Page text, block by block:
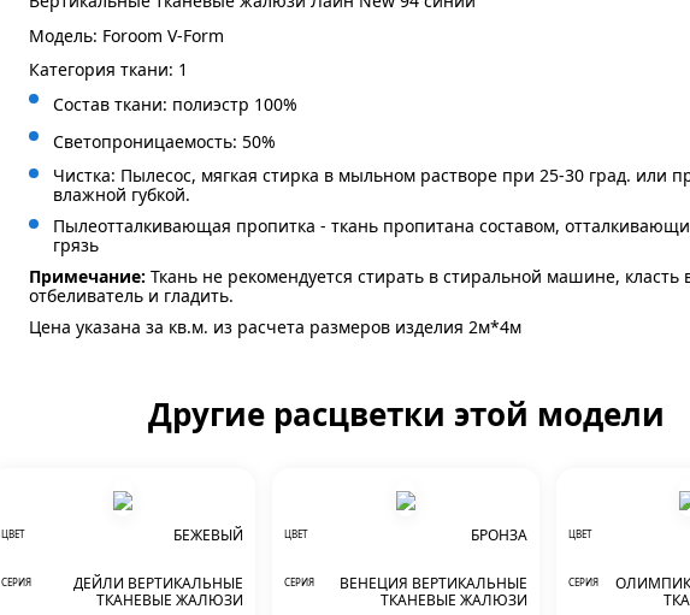
Модель: Foroom V-Form
Категория ткани: 1
Состав ткани: полиэстр 100%
Светопроницаемость: 50%
Чистка: Пылесос, мягкая стирка в мыльном растворе при 25-30 град. или
влажной губкой.
Пылеотталкивающая пропитка - ткань пропитана составом,
грязь
Примечание: Ткань не рекомендуется стирать в стиральной машине, класть
отбеливатель и гладить.
Цена указана за кв.м. из расчета размеров изделия 2м*4м
Другие расцветки этой модели
ЦВЕТ БЕЖЕВЫЙ
СЕРИЯ
ДЕЙЛИ ВЕРТИКАЛЬНЫЕ
ТКАНЕВЫЕ ЖАЛЮЗИ
ЦВЕТ БРОНЗА
СЕРИЯ
ВЕНЕЦИЯ ВЕРТИКАЛЬНЫЕ
ТКАНЕВЫЕ ЖАЛЮЗИ
ЦВЕТ
СЕРИЯ
ОЛИМПИК